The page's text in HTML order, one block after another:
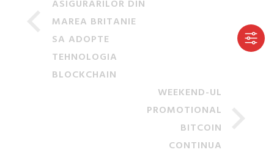
ASIGURARILOR DIN
MAREA BRITANIE
SA ADOPTE
TEHNOLOGIA
BLOCKCHAIN
WEEKEND-UL
PROMOTIONAL
BITCOIN
CONTINUA